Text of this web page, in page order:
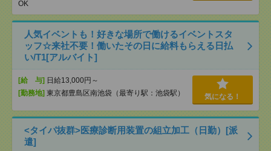
OK
人気イベントも！好きな場所で働けるイベントスタ
ッフ☆来社不要！働いたその日に給料もらえる日払
い/T1[アルバイト]
[給 与] 日給13,000円～
[勤務地] 東京都豊島区南池袋（最寄り駅：池袋駅） 気になる！
<タイパ抜群>医療診断用装置の組立加工（日勤）[派
遣]